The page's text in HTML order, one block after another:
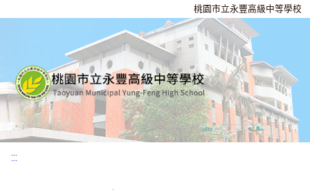
桃園市立永豐高級中等學校
:::